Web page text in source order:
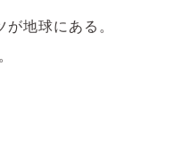
地球にある。